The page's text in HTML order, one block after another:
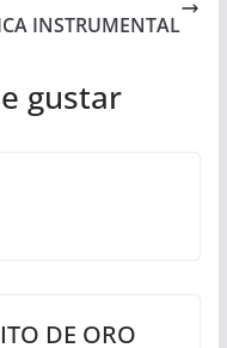
INSTRUMENTAL
gustar
DE ORO